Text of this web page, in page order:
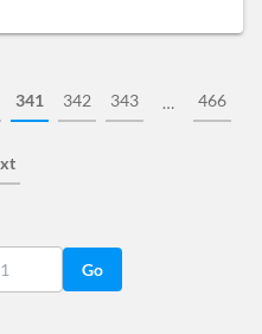
341 342 343 … 466
Go